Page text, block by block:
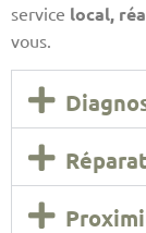
service local,
vous.